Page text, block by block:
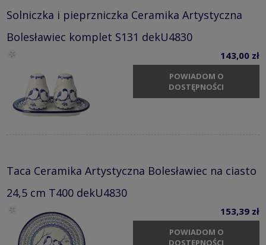
Solniczka i pieprzniczka Ceramika Artystyczna
Bolesławiec komplet S131 dekU4830
143,00 zł
POWIADOM O
DOSTĘPNOŚCI
Taca Ceramika Artystyczna Bolesławiec na ciasto
24,5 cm T400 dekU4830
153,39 zł
POWIADOM O
DOSTĘPNOŚCI